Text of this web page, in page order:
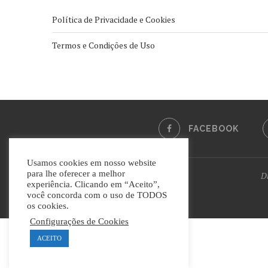
Política de Privacidade e Cookies
Termos e Condições de Uso
FACEBOOK
Usamos cookies em nosso website
para lhe oferecer a melhor
experiência. Clicando em “Aceito”,
você concorda com o uso de TODOS
os cookies.
Configurações de Cookies
ACEITO